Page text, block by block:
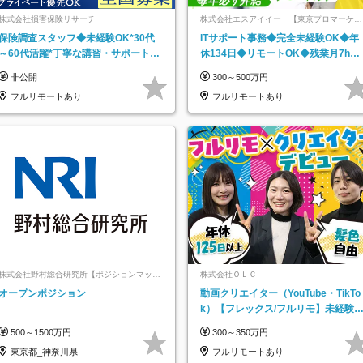
式会社損害保険リサーチ
険調査スタッフ◆未経験OK*30代
60代活躍*丁寧な講習・サポートあ
非公開
フルリモートあり
株式会社エスアイイー 【東京プロマーケッ
ITサポート事務◆完全未経験OK◆年
休134日◆リモートOK◆残業月7h以
300～500万円
フルリモートあり
式会社野村総合研究所【ポジションマッチ
ープンポジション
500～1500万円
東京都_神奈川県
株式会社ＯＬＣ
動画クリエイター（YouTube・TikTo
k）【フレックス/フルリモ】未経験O
300～350万円
フルリモートあり